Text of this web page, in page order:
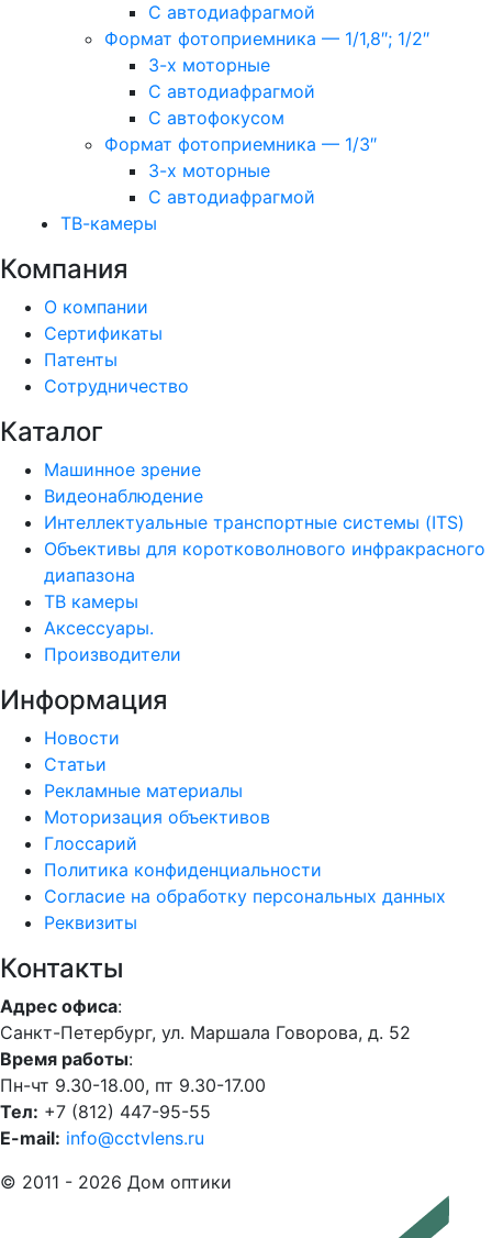
С автодиафрагмой
Формат фотоприемника — 1/1,8″; 1/2″
3-х моторные
С автодиафрагмой
С автофокусом
Формат фотоприемника — 1/3″
3-х моторные
С автодиафрагмой
ТВ-камеры
Компания
О компании
Сертификаты
Патенты
Сотрудничество
Каталог
Машинное зрение
Видеонаблюдение
Интеллектуальные транспортные системы (ITS)
Объективы для коротковолнового инфракрасного
диапазона
ТВ камеры
Аксессуары.
Производители
Информация
Новости
Статьи
Рекламные материалы
Моторизация объективов
Глоссарий
Политика конфиденциальности
Согласие на обработку персональных данных
Реквизиты
Контакты
Адрес офиса:
Санкт-Петербург, ул. Маршала Говорова, д. 52
Время работы:
Пн-чт 9.30-18.00, пт 9.30-17.00
Тел: +7 (812) 447-95-55
E-mail: info@cctvlens.ru
© 2011 - 2026 Дом оптики